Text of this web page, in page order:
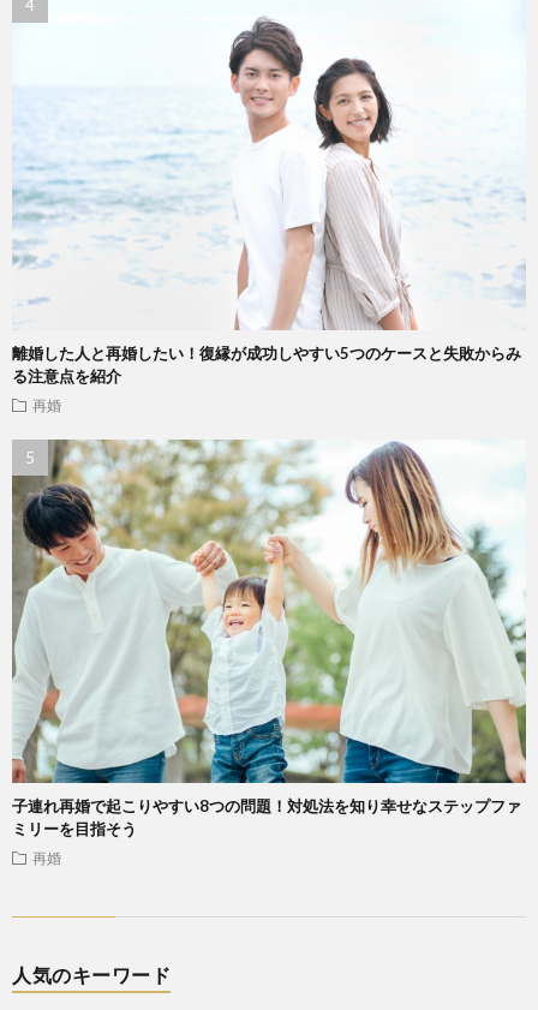
離婚した人と再婚したい！復縁が成功しやすい5つのケースと失敗からみ
る注意点を紹介
再婚
子連れ再婚で起こりやすい8つの問題！対処法を知り幸せなステップファ
ミリーを目指そう
再婚
人気のキーワード